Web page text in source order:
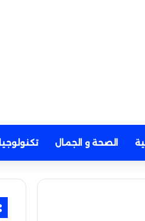
الصحة و الجمال تكنولوجيا